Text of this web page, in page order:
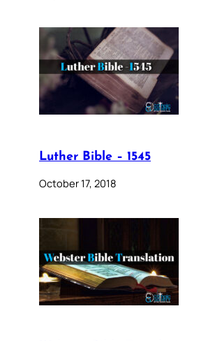
Luther Bible – 1545
October 17, 2018